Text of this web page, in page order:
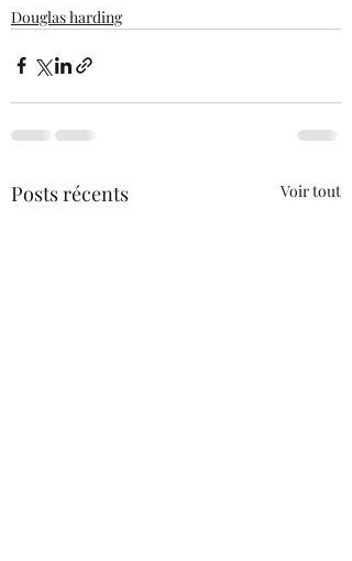
Douglas harding
Posts récents Voir tout